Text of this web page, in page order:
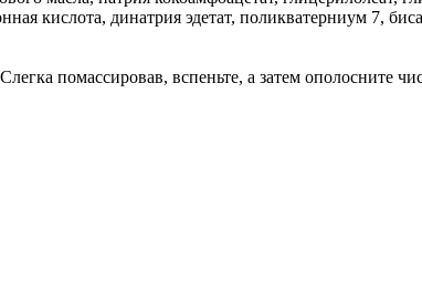
кислота, динатрия эдетат, поликватерниум 7,
помассировав, вспеньте, а затем ополосните